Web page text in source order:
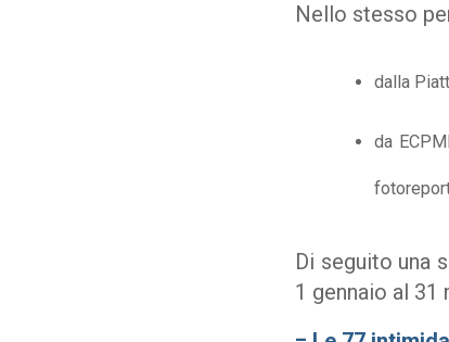
Nello stesso
dalla
da
Di seguito una
1 gennaio al 31